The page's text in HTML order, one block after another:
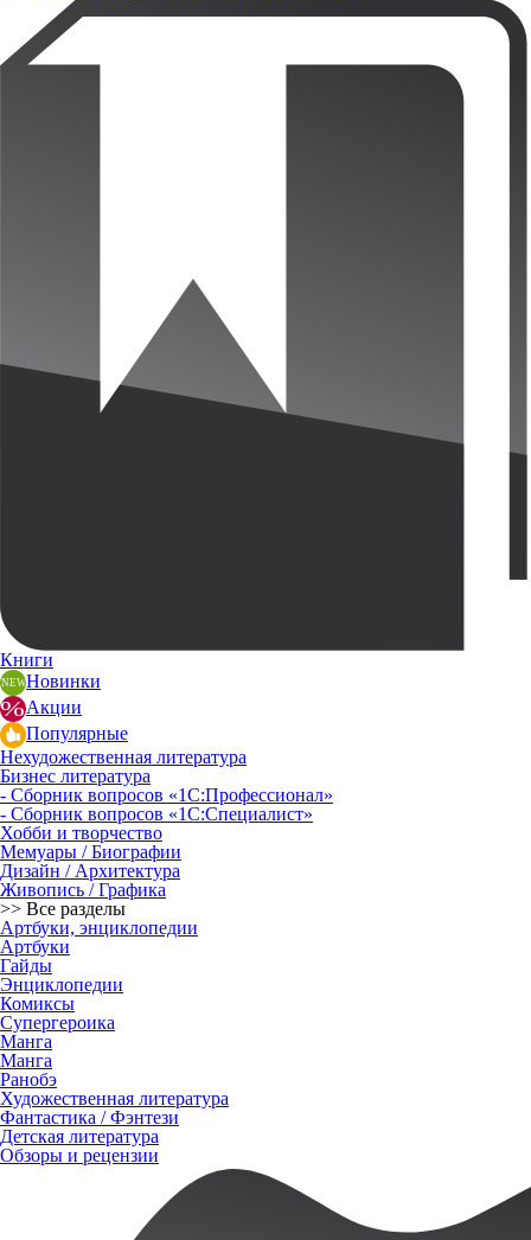
Книги
Новинки
Акции
Популярные
Нехудожественная литература
Бизнес литература
- Сборник вопросов «1С:Профессионал»
- Сборник вопросов «1С:Специалист»
Хобби и творчество
Мемуары / Биографии
Дизайн / Архитектура
Живопись / Графика
>> Все разделы
Артбуки, энциклопедии
Артбуки
Гайды
Энциклопедии
Комиксы
Супергероика
Манга
Манга
Ранобэ
Художественная литература
Фантастика / Фэнтези
Детская литература
Обзоры и рецензии